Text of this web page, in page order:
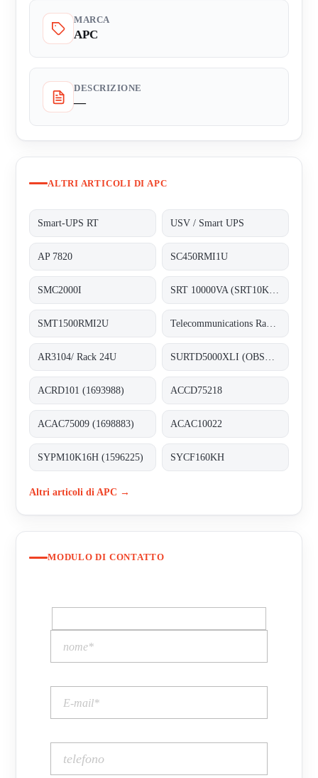
MARCA
APC
DESCRIZIONE
—
ALTRI ARTICOLI DI APC
Smart-UPS RT USV / Smart UPS
AP 7820 SC450RMI1U
SMC2000I
SMT1500RMI2U
AR3104/ Rack 24U
ACRD101 (1693988) ACCD75218
ACAC75009 (1698883) ACAC10022
SYPM10K16H (1596225) SYCF160KH
Altri articoli di APC →
MODULO DI CONTATTO